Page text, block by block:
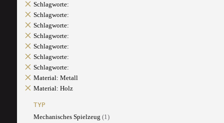
Schlagworte:
Schlagworte:
Schlagworte:
Schlagworte:
Schlagworte:
Schlagworte:
Schlagworte:
Material: Metall
Material: Holz
TYP
Mechanisches Spielzeug (1)